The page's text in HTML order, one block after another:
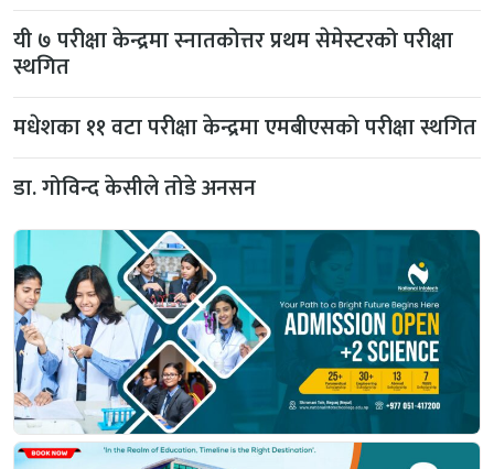
यी ७ परीक्षा केन्द्रमा स्नातकोत्तर प्रथम सेमेस्टरको परीक्षा
स्थगित
मधेशका ११ वटा परीक्षा केन्द्रमा एमबीएसको परीक्षा स्थगित
डा. गोविन्द केसीले तोडे अनसन